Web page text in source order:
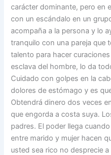
carácter dominante, pero en
con un escándalo en un
acompaña a la persona y lo
tranquilo con una pareja que
talento para hacer
esclava del hombre, lo da
Cuidado con golpes en la
dolores de estómago y es
Obtendrá dinero dos veces
que engorda a costa suya.
padres. El poder llega
entre marido y mujer hacen
usted sea rico no desprecie